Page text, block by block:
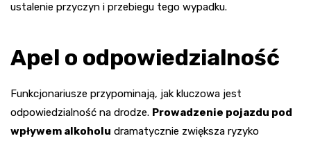
ustalenie przyczyn i przebiegu tego wypadku.
Apel o odpowiedzialność
Funkcjonariusze przypominają, jak kluczowa jest
odpowiedzialność na drodze. Prowadzenie pojazdu pod
wpływem alkoholu dramatycznie zwiększa ryzyko